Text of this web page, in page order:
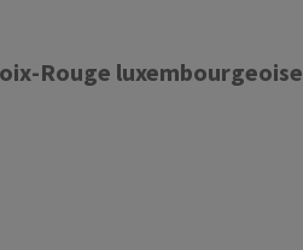
Rouge luxembourgeoise